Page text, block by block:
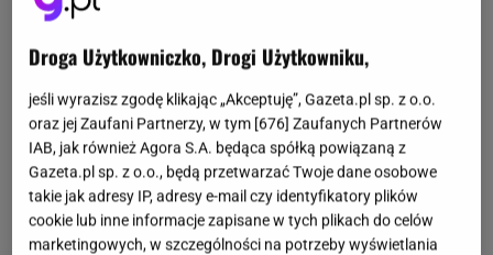
Droga Użytkowniczko, Drogi Użytkowniku,
jeśli wyrazisz zgodę klikając „Akceptuję”, Gazeta.pl sp. z o.o.
oraz jej Zaufani Partnerzy, w tym [676] Zaufanych Partnerów
IAB, jak również Agora S.A. będąca spółką powiązaną z
Gazeta.pl sp. z o.o., będą przetwarzać Twoje dane osobowe
takie jak adresy IP, adresy e-mail czy identyfikatory plików
cookie lub inne informacje zapisane w tych plikach do celów
marketingowych, w szczególności na potrzeby wyświetlania